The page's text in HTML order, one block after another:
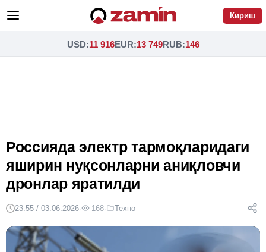
Кириш
USD:11 916EUR:13 749RUB:146
Россияда электр тармоқларидаги
яширин нуқсонларни аниқловчи
дронлар яратилди
23:55 / 03.06.2026· 168· Техно